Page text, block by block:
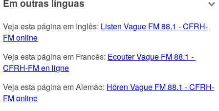
Em outras línguas
Veja esta página em Inglês: Listen Vague FM 88.1 - CFRH-
FM online
Veja esta página em Francês: Ecouter Vague FM 88.1 -
CFRH-FM en ligne
Veja esta página em Alemão: Hören Vague FM 88.1 - CFRH-
FM online